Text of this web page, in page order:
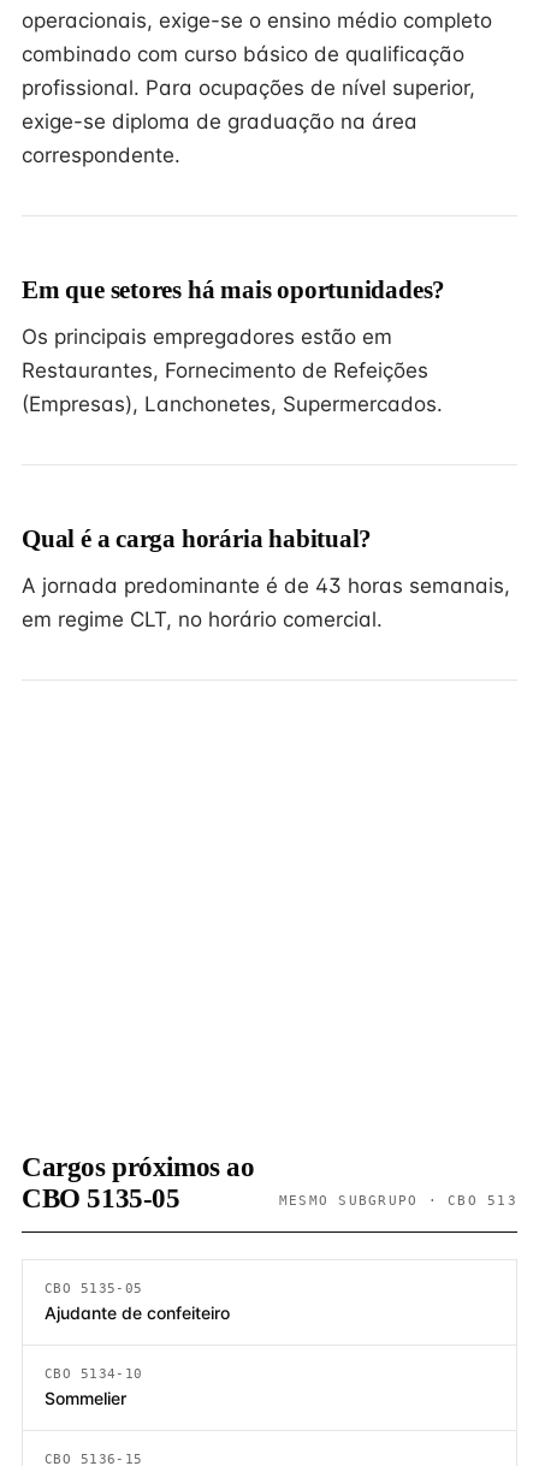
operacionais, exige-se o ensino médio completo
combinado com curso básico de qualificação
profissional. Para ocupações de nível superior,
exige-se diploma de graduação na área
correspondente.
Em que setores há mais oportunidades?
Os principais empregadores estão em
Restaurantes, Fornecimento de Refeições
(Empresas), Lanchonetes, Supermercados.
Qual é a carga horária habitual?
A jornada predominante é de 43 horas semanais,
em regime CLT, no horário comercial.
Cargos próximos ao
CBO 5135-05
MESMO SUBGRUPO · CBO 513
CBO 5135-05
Ajudante de confeiteiro
CBO 5134-10
Sommelier
CBO 5136-15